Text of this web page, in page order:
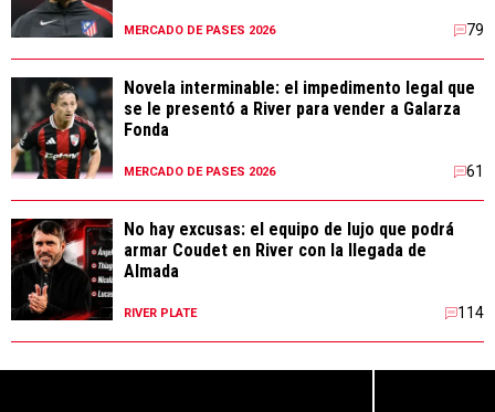
MERCADO DE PASES 2026 79
Novela interminable: el impedimento legal que
se le presentó a River para vender a Galarza
Fonda
MERCADO DE PASES 2026 61
No hay excusas: el equipo de lujo que podrá
armar Coudet en River con la llegada de
Almada
RIVER PLATE 114